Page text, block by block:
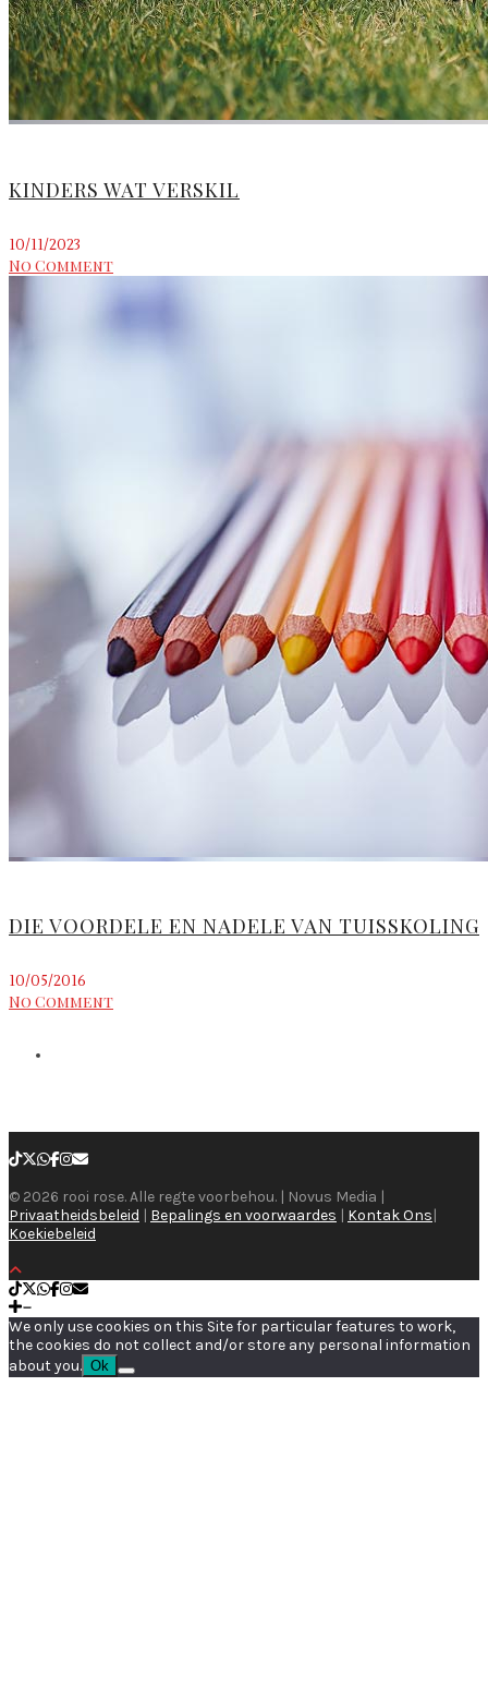
KINDERS WAT VERSKIL
10/11/2023
No Comment
DIE VOORDELE EN NADELE VAN TUISSKOLING
10/05/2016
No Comment
© 2026 rooi rose. Alle regte voorbehou. | Novus Media |
Privaatheidsbeleid | Bepalings en voorwaardes | Kontak Ons|
Koekiebeleid
We only use cookies on this Site for particular features to work,
the cookies do not collect and/or store any personal information
about you. Ok